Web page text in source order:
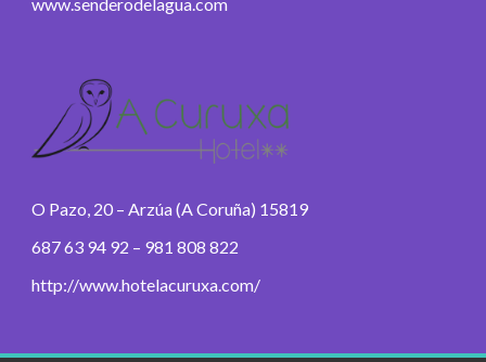
O Pazo, 20 – Arzúa (A Coruña) 15819
687 63 94 92 – 981 808 822
http://www.hotelacuruxa.com/